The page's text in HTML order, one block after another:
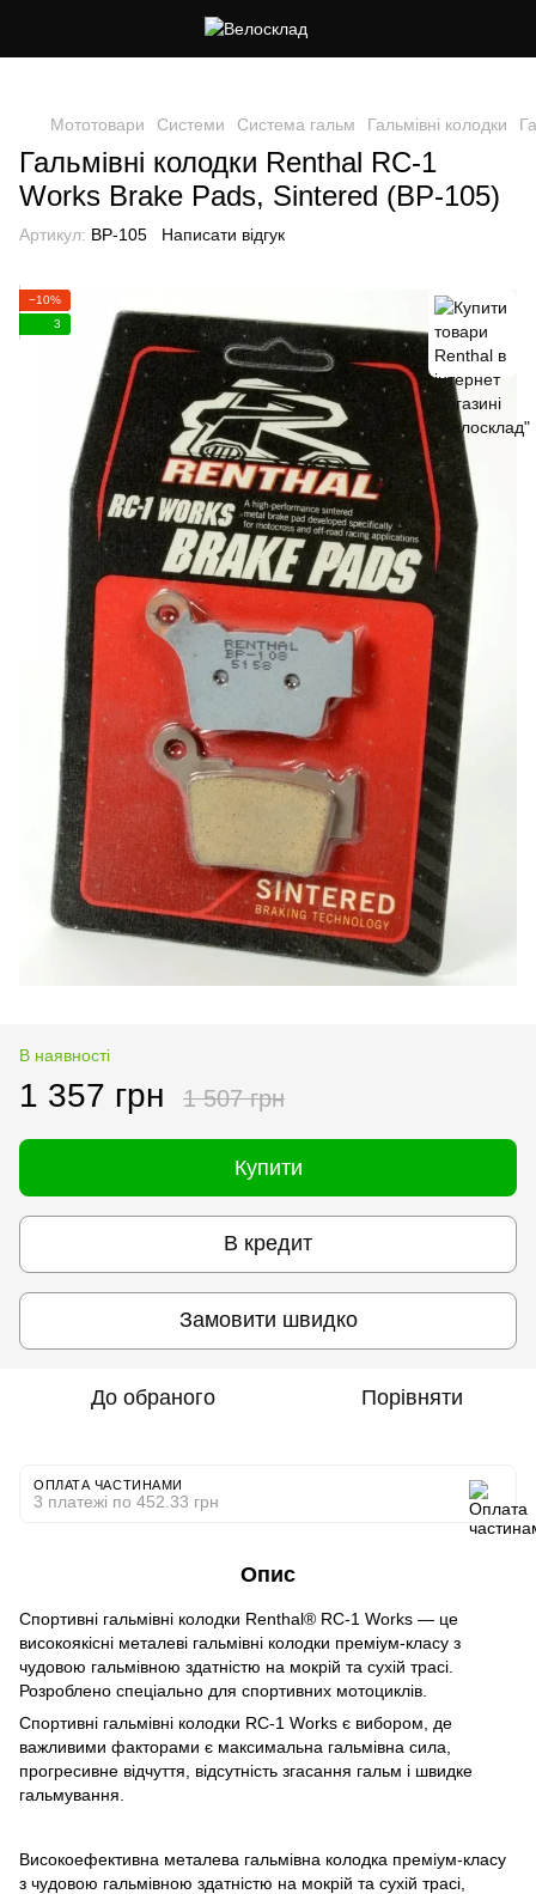
Мототовари Системи Система гальм Гальмівні колодки
Гальмівні колодки Renthal RC-1
Works Brake Pads, Sintered (BP-105)
Артикул: BP-105 Написати відгук
−10%
3
В наявності
1 357 грн 1 507 грн
Купити
В кредит
Замовити швидко
До обраного Порівняти
ОПЛАТА ЧАСТИНАМИ
3 платежі по 452.33 грн
Опис
Спортивні гальмівні колодки Renthal® RC-1 Works — це
високоякісні металеві гальмівні колодки преміум-класу з
чудовою гальмівною здатністю на мокрій та сухій трасі.
Розроблено спеціально для спортивних мотоциклів.
Спортивні гальмівні колодки RC-1 Works є вибором, де
важливими факторами є максимальна гальмівна сила,
прогресивне відчуття, відсутність згасання гальм і швидке
гальмування.
Високоефективна металева гальмівна колодка преміум-класу
з чудовою гальмівною здатністю на мокрій та сухій трасі,